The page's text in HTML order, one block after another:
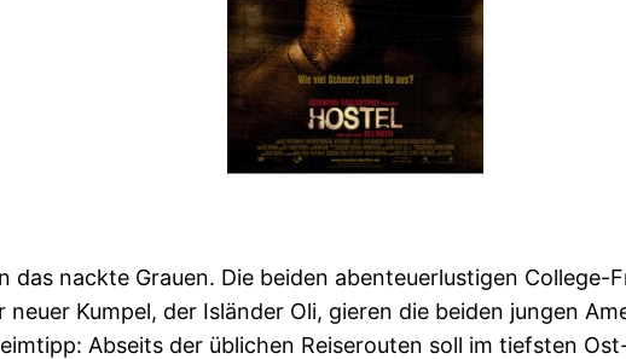
das nackte Grauen. Die beiden abenteuerlustigen
Kumpel, der Isländer Oli, gieren die beiden jungen
Abseits der üblichen Reiserouten soll im tiefsten